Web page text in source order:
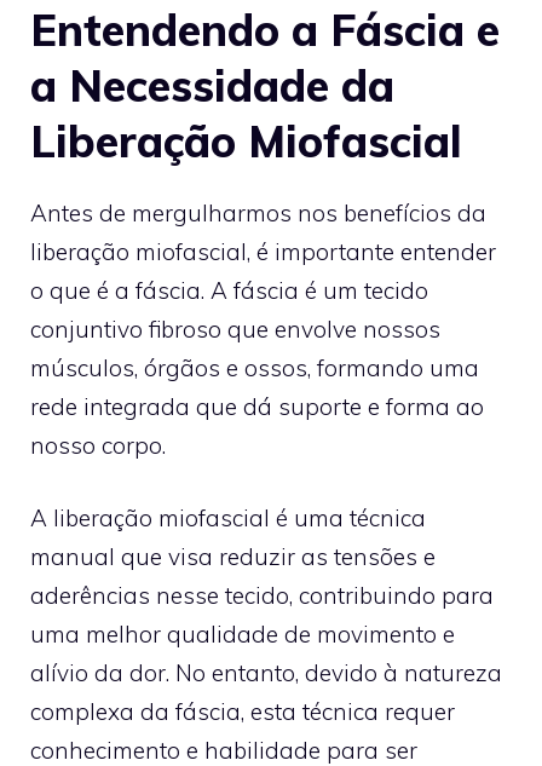
Entendendo a Fáscia e
a Necessidade da
Liberação Miofascial
Antes de mergulharmos nos benefícios da
liberação miofascial, é importante entender
o que é a fáscia. A fáscia é um tecido
conjuntivo fibroso que envolve nossos
músculos, órgãos e ossos, formando uma
rede integrada que dá suporte e forma ao
nosso corpo.
A liberação miofascial é uma técnica
manual que visa reduzir as tensões e
aderências nesse tecido, contribuindo para
uma melhor qualidade de movimento e
alívio da dor. No entanto, devido à natureza
complexa da fáscia, esta técnica requer
conhecimento e habilidade para ser